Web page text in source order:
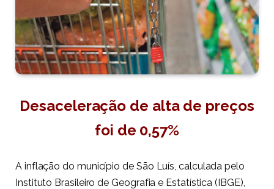
Desaceleração de alta de preços
foi de 0,57%
A inflação do município de São Luís, calculada pelo
Instituto Brasileiro de Geografia e Estatística (IBGE),